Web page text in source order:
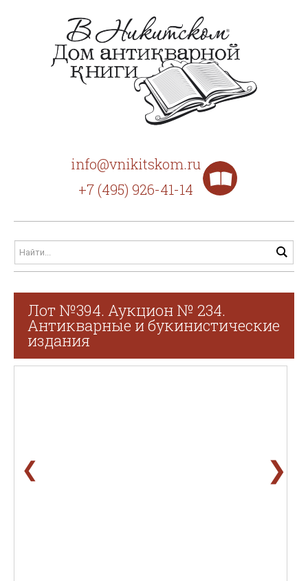
info@vnikitskom.ru
+7 (495) 926-41-14
Лот №394. Аукцион № 234.
Антикварные и букинистические
издания
❮ ❯